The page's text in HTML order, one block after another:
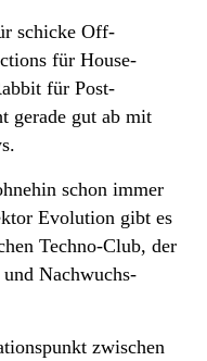
schicke Off-
für House-
für Post-
gerade gut ab mit
schon immer
Evolution gibt es
Techno-Club, der
Nachwuchs-
zwischen